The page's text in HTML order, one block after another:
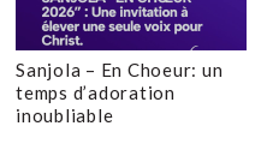
Sanjola – En Choeur: un
temps d’adoration
inoubliable